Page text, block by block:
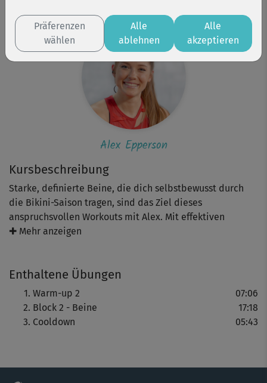
Kursbeschreibung
Starke, definierte Beine, die dich selbstbewusst durch
die Bikini-Saison tragen, sind das Ziel dieses
anspruchsvollen Workouts mit Alex. Mit effektiven
Übungen wie der einbeinigen Brücke, Bulgarian Split-
Geduld, wenn es beim Balance-halten wackelig wird.
✚ Mehr anzeigen
Enthaltene Übungen
Warm-up 2
07:06
Block 2 - Beine
17:18
Cooldown
05:43
Alex Epperson
Präferenzen
wählen
Alle
ablehnen
Alle
akzeptieren